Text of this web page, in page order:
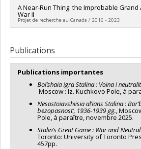
A Near-Run Thing: the Improbable Grand
War II
Projet de recherche au Canada / 2016 - 2023
Funding sources:
CRSH/Conseil de
humaines du Canada
Grant programs:PVXXXXXX-Subvention
Publications
Publications importantes
Bol’shaia igra Stalina : Voina i
Moscow : Iz. Kuchkovo Pole, à
Nesostoiavshiisia al’ians Stalina :
bezopasnost’, 1936-1939 gg.,
Pole, à paraître, novembre 2025.
Stalin’s Great Game : War and
Toronto: University of Toronto
457pp.